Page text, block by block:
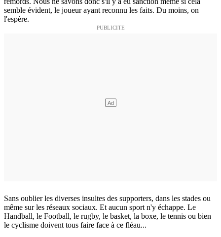
semble évident, le joueur ayant reconnu les faits. Du moins, on
l'espère.
Sans oublier les diverses insultes des supporters, dans les stades ou
même sur les réseaux sociaux. Et aucun sport n'y échappe. Le
Handball, le Football, le rugby, le basket, la boxe, le tennis ou bien
le cyclisme doivent tous faire face à ce fléau...